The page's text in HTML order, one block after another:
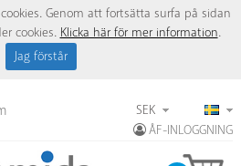
ÅF-INLOGGNING
SEK
Genom att fortsätta surfa på sidan
cookies.Klicka här för mer information.
Jag förstår